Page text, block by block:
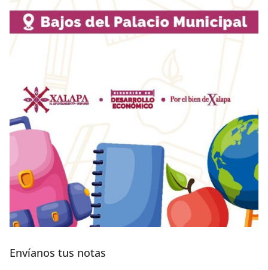
Envíanos tus notas